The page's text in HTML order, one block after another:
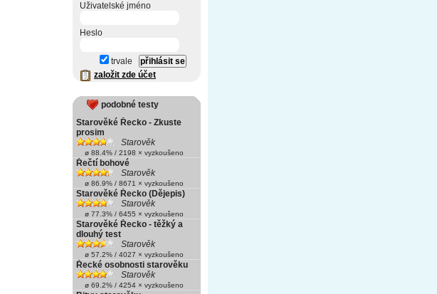
Uživatelské jméno
Heslo
trvale
založit zde účet
podobné testy
Starověké Řecko - Zkuste
prosim
Starověk
ø 88.4% / 2198 × vyzkoušeno
Řečtí bohové
Starověk
ø 86.9% / 8671 × vyzkoušeno
Starověké Řecko (Dějepis)
Starověk
ø 77.3% / 6455 × vyzkoušeno
Starověké Řecko - těžký a
dlouhý test
Starověk
ø 57.2% / 4027 × vyzkoušeno
Řecké osobnosti starověku
Starověk
ø 69.2% / 4254 × vyzkoušeno